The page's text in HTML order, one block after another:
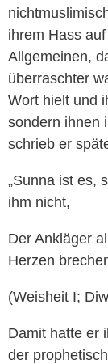
ihrem Hass
Allgemeinen,
überraschter
Wort hielt und
sondern ihnen
schrieb er
„Sunna ist es,
ihm nicht,
Der Ankläger
Herzen
(Weisheit I;
Damit hatte er
der